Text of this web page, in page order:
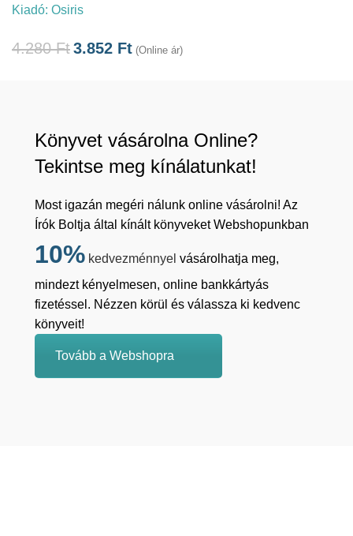
Kiadó: Osiris
4.280Ft3.852 Ft (Online ár)
Könyvet vásárolna Online?
Tekintse meg kínálatunkat!
Most igazán megéri nálunk online vásárolni! Az
Írók Boltja által kínált könyveket Webshopunkban
10% kedvezménnyel vásárolhatja meg,
mindezt kényelmesen, online bankkártyás
fizetéssel. Nézzen körül és válassza ki kedvenc
könyveit!
Tovább a Webshopra